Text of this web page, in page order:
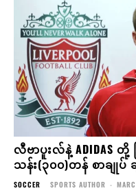
လီဗာပူးလ်နဲ့ ADIDAS တို့
သန်း(၃၀၀)တန် စာချုပ်
SOCCER SPORTS AUTHOR -